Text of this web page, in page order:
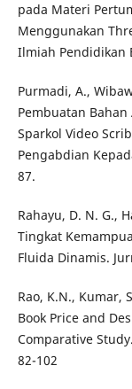
pada Materi
Menggunakan
Ilmiah Pendidikan
Purmadi, A.,
Pembuatan
Sparkol Video
Pengabdian
87.
Rahayu, D. N. G.,
Tingkat
Fluida Dinamis.
Rao, K.N., Kumar,
Book Price and
Comparative
82-102